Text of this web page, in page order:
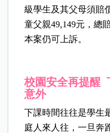
級學生及其父母須賠
童父親49,149元，總
本案仍可上訴。
校園安全再提醒
意外
下課時間往往是學生
庭人來人往，一旦奔